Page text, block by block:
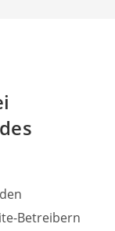
Betreibern